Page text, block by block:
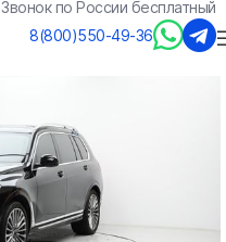
Звонок по России бесплатный
8(800)550-49-36